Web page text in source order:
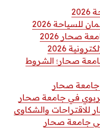
2026
صحار 2026
2026
صحار؛ الشروط
جامعة صحار
في جامعة صحار
للاقتراحات والشكاوى
جامعة صحار